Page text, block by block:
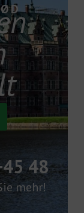
48
mehr!